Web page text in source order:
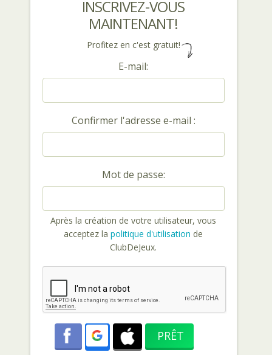
INSCRIVEZ-VOUS
MAINTENANT!
Profitez en c'est gratuit!
E-mail:
Confirmer l'adresse e-mail :
Mot de passe:
Après la création de votre utilisateur, vous
acceptez la politique d'utilisation de
ClubDeJeux.